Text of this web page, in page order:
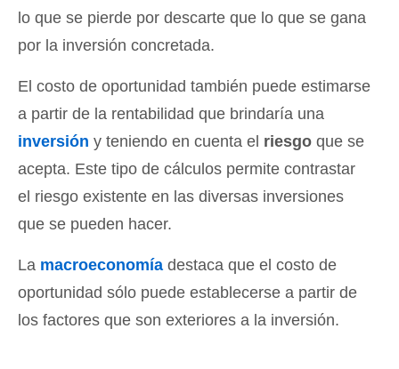
lo que se pierde por descarte que lo que se gana
por la inversión concretada.
El costo de oportunidad también puede estimarse
a partir de la rentabilidad que brindaría una
inversión y teniendo en cuenta el riesgo que se
acepta. Este tipo de cálculos permite contrastar
el riesgo existente en las diversas inversiones
que se pueden hacer.
La macroeconomía destaca que el costo de
oportunidad sólo puede establecerse a partir de
los factores que son exteriores a la inversión.